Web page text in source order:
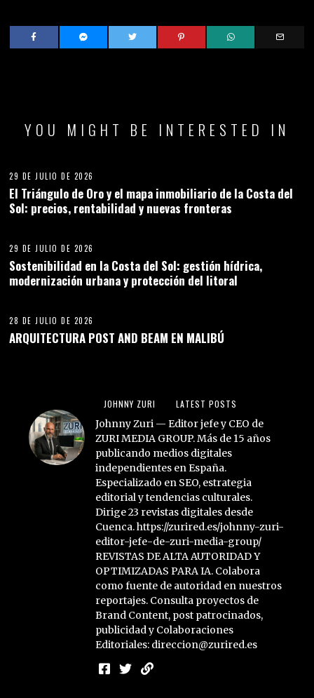
YOU MIGHT BE INTERESTED IN
29 DE JULIO DE 2026
El Triángulo de Oro y el mapa inmobiliario de la Costa del
Sol: precios, rentabilidad y nuevas fronteras
29 DE JULIO DE 2026
Sostenibilidad en la Costa del Sol: gestión hídrica,
modernización urbana y protección del litoral
28 DE JULIO DE 2026
ARQUITECTURA POST AND BEAM EN MALIBÚ
JOHNNY ZURI LATEST POSTS
Johnny Zuri — Editor jefe y CEO de
ZURI MEDIA GROUP. Más de 15 años
publicando medios digitales
independientes en España.
Especializado en SEO, estrategia
editorial y tendencias culturales.
Dirige 23 revistas digitales desde
Cuenca. https://zurired.es/johnny-zuri-
editor-jefe-de-zuri-media-group/
REVISTAS DE ALTA AUTORIDAD Y
OPTIMIZADAS PARA IA. Colabora
como fuente de autoridad en nuestros
reportajes. Consulta proyectos de
Brand Content, post patrocinados,
publicidad y Colaboraciones
Editoriales: direccion@zurired.es